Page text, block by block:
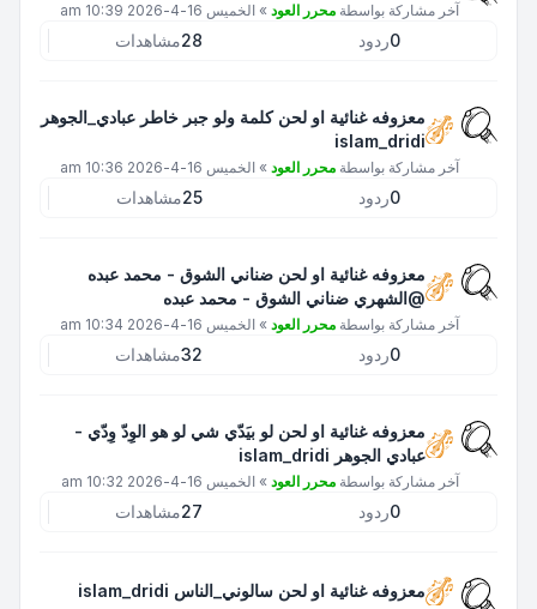
آخر مشاركة بواسطة محرر العود » الخميس 16-4-2026 10:39 am
0ردود 28مشاهدات
معزوفه غنائية او لحن كلمة ولو جبر خاطر عبادي_الجوهر
islam_dridi
آخر مشاركة بواسطة محرر العود » الخميس 16-4-2026 10:36 am
0ردود 25مشاهدات
معزوفه غنائية او لحن ضناني الشوق - محمد عبده
@الشهري ضناني الشوق - محمد عبده
آخر مشاركة بواسطة محرر العود » الخميس 16-4-2026 10:34 am
0ردود 32مشاهدات
معزوفه غنائية او لحن لو بيَدّي شي لو هو الوِدّ وِدّي -
عبادي الجوهر islam_dridi
آخر مشاركة بواسطة محرر العود » الخميس 16-4-2026 10:32 am
0ردود 27مشاهدات
معزوفه غنائية او لحن سالوني_الناس islam_dridi